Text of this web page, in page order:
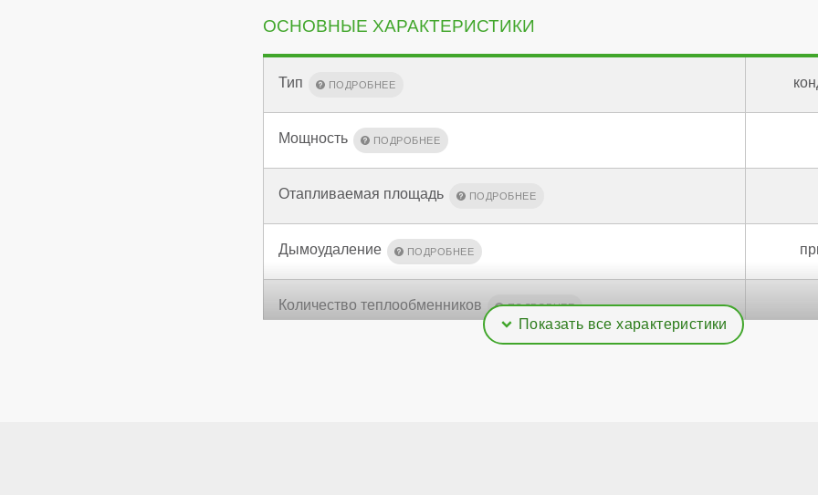
ОСНОВНЫЕ ХАРАКТЕРИСТИКИ
Тип
Мощность
Отапливаемая площадь
Дымоудаление
Количество теплообменников